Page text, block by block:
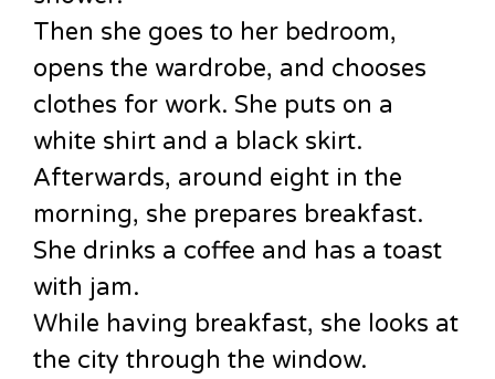
Then she goes to her bedroom,
opens the wardrobe, and chooses
clothes for work. She puts on a
white shirt and a black skirt.
Afterwards, around eight in the
morning, she prepares breakfast.
She drinks a coffee and has a toast
with jam.
While having breakfast, she looks at
the city through the window.